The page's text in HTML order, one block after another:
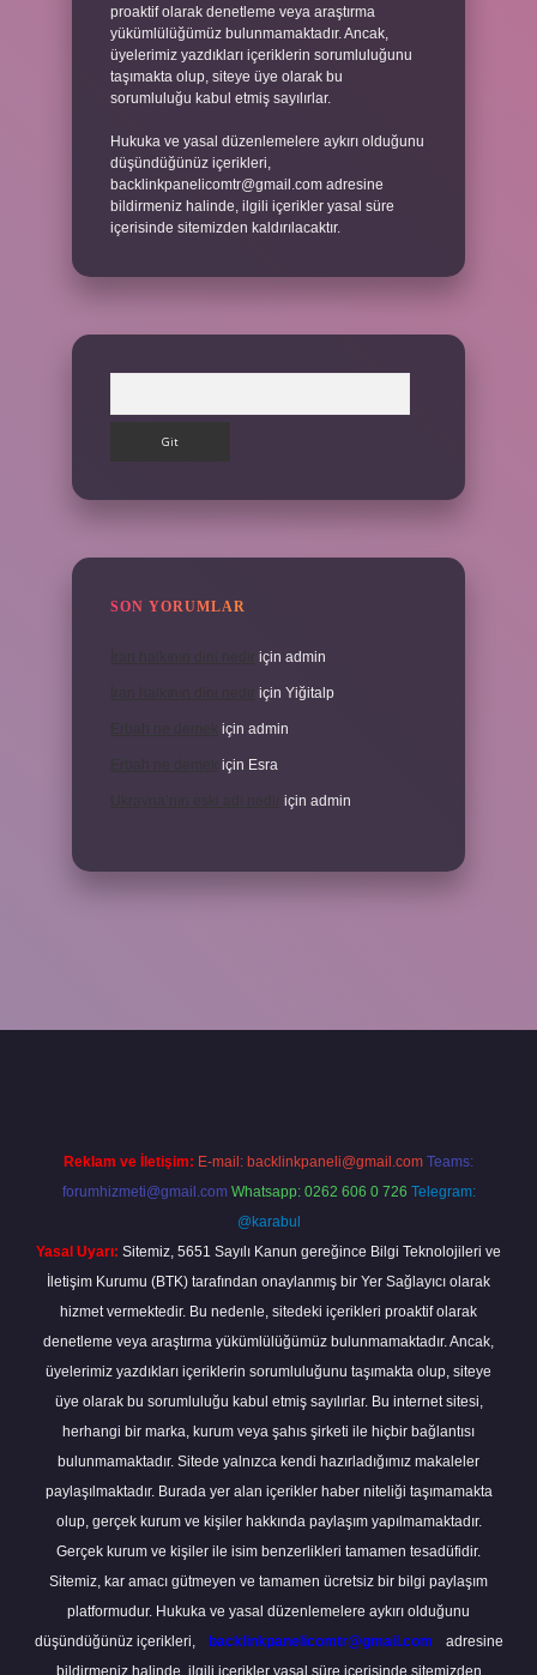
proaktif olarak denetleme veya araştırma
yükümlülüğümüz bulunmamaktadır. Ancak,
üyelerimiz yazdıkları içeriklerin sorumluluğunu
taşımakta olup, siteye üye olarak bu
sorumluluğu kabul etmiş sayılırlar.
Hukuka ve yasal düzenlemelere aykırı olduğunu
düşündüğünüz içerikleri,
backlinkpanelicomtr@gmail.com adresine
bildirmeniz halinde, ilgili içerikler yasal süre
içerisinde sitemizden kaldırılacaktır.
SON YORUMLAR
için admin
için Yiğitalp
için admin
için Esra
için admin
Reklam ve İletişim: E-mail: backlinkpaneli@gmail.com Teams:
forumhizmeti@gmail.com Whatsapp: 0262 606 0 726 Telegram:
@karabul
Yasal Uyarı: Sitemiz, 5651 Sayılı Kanun gereğince Bilgi Teknolojileri ve
İletişim Kurumu (BTK) tarafından onaylanmış bir Yer Sağlayıcı olarak
hizmet vermektedir. Bu nedenle, sitedeki içerikleri proaktif olarak
denetleme veya araştırma yükümlülüğümüz bulunmamaktadır. Ancak,
üyelerimiz yazdıkları içeriklerin sorumluluğunu taşımakta olup, siteye
üye olarak bu sorumluluğu kabul etmiş sayılırlar. Bu internet sitesi,
herhangi bir marka, kurum veya şahıs şirketi ile hiçbir bağlantısı
bulunmamaktadır. Sitede yalnızca kendi hazırladığımız makaleler
paylaşılmaktadır. Burada yer alan içerikler haber niteliği taşımamakta
olup, gerçek kurum ve kişiler hakkında paylaşım yapılmamaktadır.
Gerçek kurum ve kişiler ile isim benzerlikleri tamamen tesadüfidir.
Sitemiz, kar amacı gütmeyen ve tamamen ücretsiz bir bilgi paylaşım
platformudur. Hukuka ve yasal düzenlemelere aykırı olduğunu
düşündüğünüz içerikleri,
backlinkpanelicomtr@gmail.com
adresine
bildirmeniz halinde, ilgili içerikler yasal süre içerisinde sitemizden